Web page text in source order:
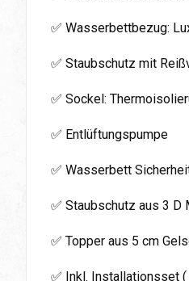
✅ Wasserbettbezug:
✅ Staubschutz mit
✅ Sockel:
✅ Entlüftungspumpe
✅ Wasserbett
✅ Staubschutz aus 3 D
✅ Topper aus 5 cm
✅ Inkl. Installationsset